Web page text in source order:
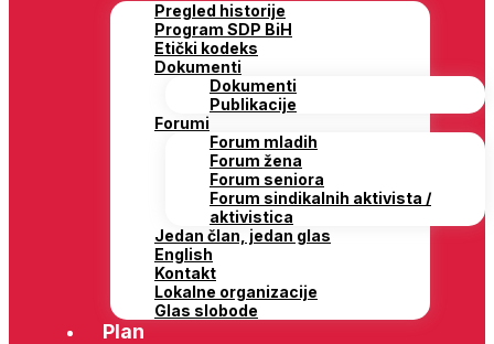
Pregled historije
Program SDP BiH
Etički kodeks
Dokumenti
Dokumenti
Publikacije
Forumi
Forum mladih
Forum žena
Forum seniora
Forum sindikalnih aktivista /
aktivistica
Jedan član, jedan glas
English
Kontakt
Lokalne organizacije
Glas slobode
Plan